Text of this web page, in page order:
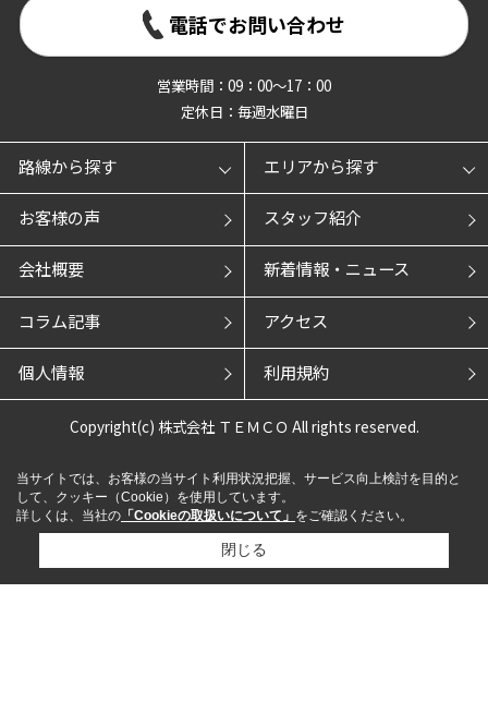
電話でお問い合わせ
営業時間：09：00～17：00
定休日：毎週水曜日
路線から探す エリアから探す
お客様の声 スタッフ紹介
会社概要 新着情報・ニュース
コラム記事 アクセス
個人情報 利用規約
Copyright(c) 株式会社 ＴＥＭＣＯ All rights reserved.
当サイトでは、お客様の当サイト利用状況把握、サービス向上検討を目的と
して、クッキー（Cookie）を使用しています。
詳しくは、当社の 「Cookieの取扱いについて」 をご確認ください。
閉じる